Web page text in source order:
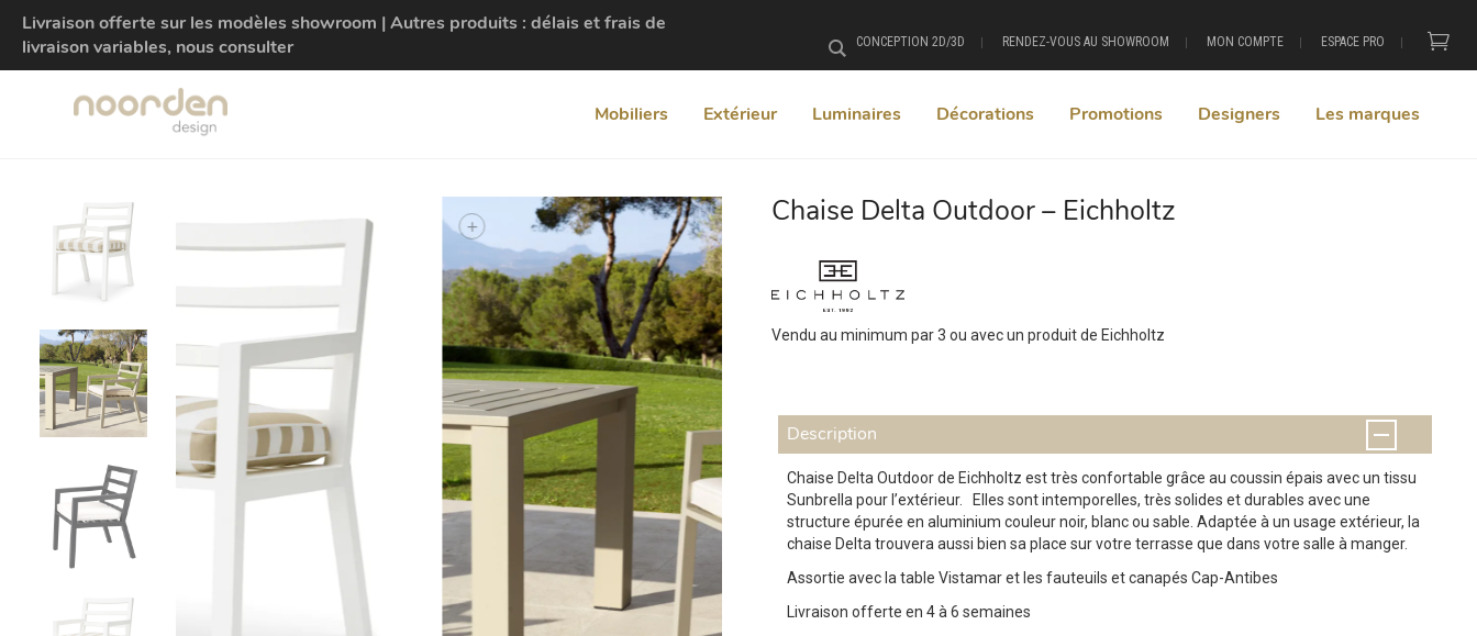
Livraison offerte sur les modèles showroom | Autres produits : délais et frais de
livraison variables, nous consulter
CONCEPTION 2D/3D RENDEZ-VOUS AU SHOWROOM MON COMPTE ESPACE PRO
Mobiliers Extérieur Luminaires Décorations Promotions Designers Les marques
Rechercher
Chaise Delta Outdoor – Eichholtz
Vendu au minimum par 3 ou avec un produit de Eichholtz
Description
Chaise Delta Outdoor de Eichholtz est très confortable grâce au coussin épais avec un tissu
Sunbrella pour l’extérieur.
Elles sont intemporelles, très solides et durables avec une
structure épurée en aluminium couleur noir, blanc ou sable. Adaptée à un usage extérieur, la
chaise Delta trouvera aussi bien sa place sur votre terrasse que dans votre salle à manger.
Assortie avec la table Vistamar et les fauteuils et canapés Cap-Antibes
Livraison offerte en 4 à 6 semaines